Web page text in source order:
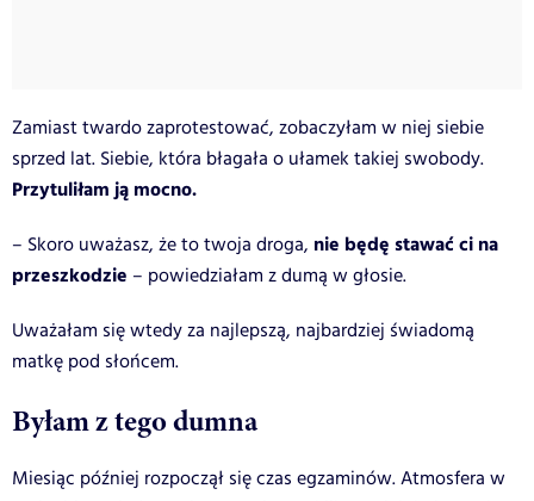
Zamiast twardo zaprotestować, zobaczyłam w niej siebie
sprzed lat. Siebie, która błagała o ułamek takiej swobody.
Przytuliłam ją mocno.
– Skoro uważasz, że to twoja droga, nie będę stawać ci na
przeszkodzie – powiedziałam z dumą w głosie.
Uważałam się wtedy za najlepszą, najbardziej świadomą
matkę pod słońcem.
Byłam z tego dumna
Miesiąc później rozpoczął się czas egzaminów. Atmosfera w